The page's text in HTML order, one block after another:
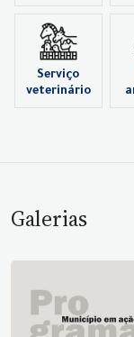
Serviço
veterinário
Galerias